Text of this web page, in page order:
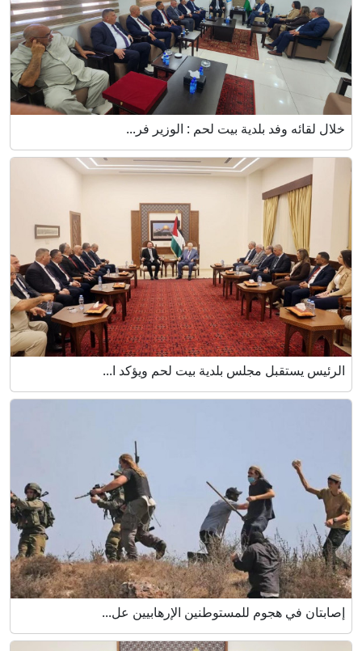
خلال لقائه وفد بلدية بيت لحم : الوزير فر...
الرئيس يستقبل مجلس بلدية بيت لحم ويؤكد ا...
إصابتان في هجوم للمستوطنين الإرهابيين عل...